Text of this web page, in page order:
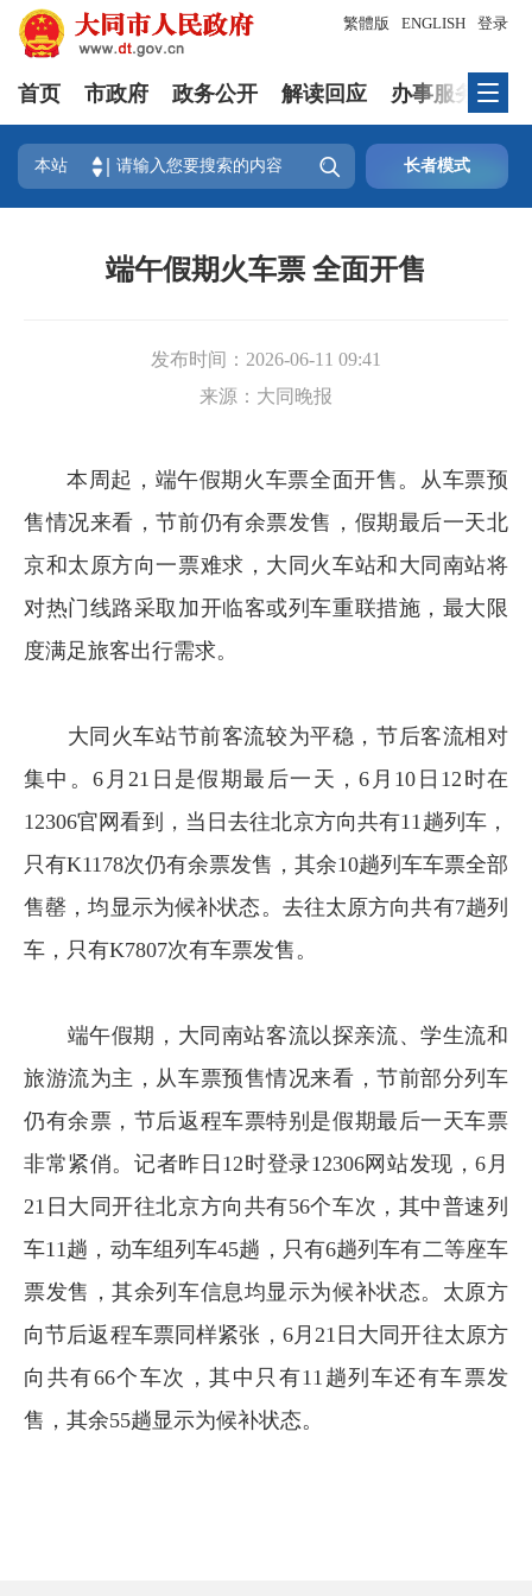
登录
繁體版 ENGLISH
首页 市政府 政务公开 解读回应 办事服务
本站  长者模式
端午假期火车票 全面开售
发布时间： 2026-06-11 09:41
来源： 大同晚报
本周起，端午假期火车票全面开售。从车票预
售情况来看，节前仍有余票发售，假期最后一天北
京和太原方向一票难求，大同火车站和大同南站将
对热门线路采取加开临客或列车重联措施，最大限
度满足旅客出行需求。
大同火车站节前客流较为平稳，节后客流相对
集中。6月21日是假期最后一天，6月10日12时在
12306官网看到，当日去往北京方向共有11趟列车，
只有K1178次仍有余票发售，其余10趟列车车票全部
售罄，均显示为候补状态。去往太原方向共有7趟列
车，只有K7807次有车票发售。
端午假期，大同南站客流以探亲流、学生流和
旅游流为主，从车票预售情况来看，节前部分列车
仍有余票，节后返程车票特别是假期最后一天车票
非常紧俏。记者昨日12时登录12306网站发现，6月
21日大同开往北京方向共有56个车次，其中普速列
车11趟，动车组列车45趟，只有6趟列车有二等座车
票发售，其余列车信息均显示为候补状态。太原方
向节后返程车票同样紧张，6月21日大同开往太原方
向共有66个车次，其中只有11趟列车还有车票发
售，其余55趟显示为候补状态。